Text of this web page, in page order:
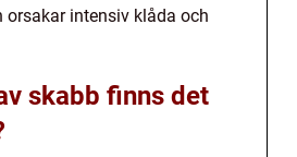
orsakar intensiv klåda och
skabb finns det